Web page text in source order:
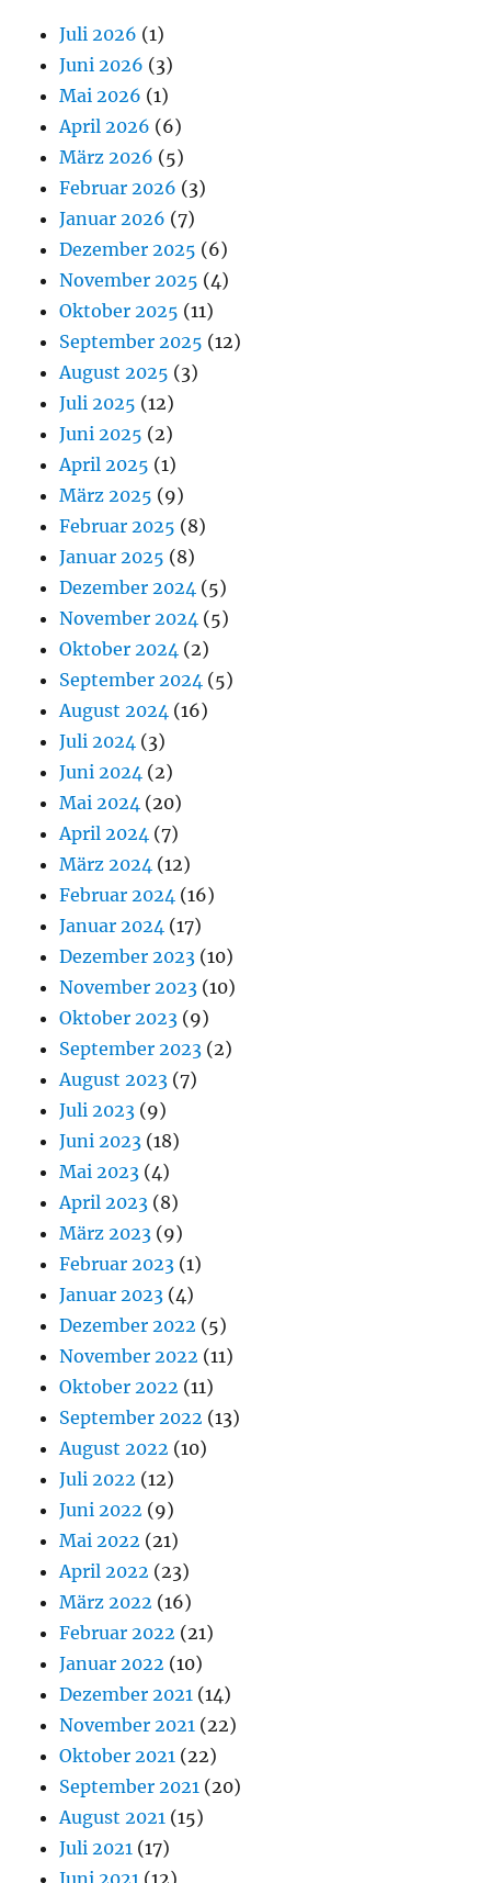
Juli 2026 (1)
Juni 2026 (3)
Mai 2026 (1)
April 2026 (6)
März 2026 (5)
Februar 2026 (3)
Januar 2026 (7)
Dezember 2025 (6)
November 2025 (4)
Oktober 2025 (11)
September 2025 (12)
August 2025 (3)
Juli 2025 (12)
Juni 2025 (2)
April 2025 (1)
März 2025 (9)
Februar 2025 (8)
Januar 2025 (8)
Dezember 2024 (5)
November 2024 (5)
Oktober 2024 (2)
September 2024 (5)
August 2024 (16)
Juli 2024 (3)
Juni 2024 (2)
Mai 2024 (20)
April 2024 (7)
März 2024 (12)
Februar 2024 (16)
Januar 2024 (17)
Dezember 2023 (10)
November 2023 (10)
Oktober 2023 (9)
September 2023 (2)
August 2023 (7)
Juli 2023 (9)
Juni 2023 (18)
Mai 2023 (4)
April 2023 (8)
März 2023 (9)
Februar 2023 (1)
Januar 2023 (4)
Dezember 2022 (5)
November 2022 (11)
Oktober 2022 (11)
September 2022 (13)
August 2022 (10)
Juli 2022 (12)
Juni 2022 (9)
Mai 2022 (21)
April 2022 (23)
März 2022 (16)
Februar 2022 (21)
Januar 2022 (10)
Dezember 2021 (14)
November 2021 (22)
Oktober 2021 (22)
September 2021 (20)
August 2021 (15)
Juli 2021 (17)